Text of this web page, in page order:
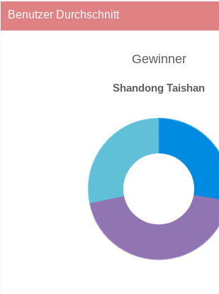
Benutzer Durchschnitt
Gewinner
Shandong Taishan